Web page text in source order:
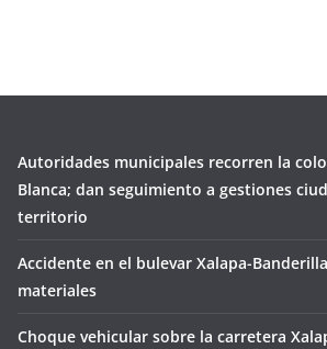
Autoridades municipales recorren la
Blanca; dan seguimiento a gestiones
territorio
Accidente en el bulevar Xalapa-
materiales
Choque vehicular sobre la carretera